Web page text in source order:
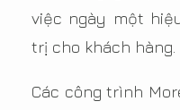
việc ngày một
trị cho khách hàng.
Các công trình